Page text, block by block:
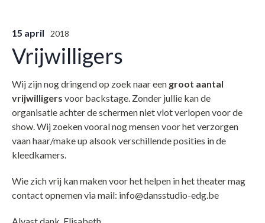
15 april 2018
Vrijwilligers
Wij zijn nog dringend op zoek naar een groot aantal
vrijwilligers voor backstage. Zonder jullie kan de
organisatie achter de schermen niet vlot verlopen voor de
show. Wij zoeken vooral nog mensen voor het verzorgen
vaan haar/make up alsook verschillende posities in de
kleedkamers.
Wie zich vrij kan maken voor het helpen in het theater mag
contact opnemen via mail: info@dansstudio-edg.be